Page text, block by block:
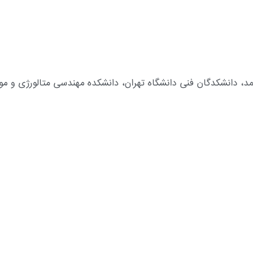
دانشکدگان فنی دانشگاه تهران، دانشکده مهندسی متالورژی و